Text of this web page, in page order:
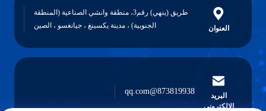
العنوان
طريق (ينهي) رقم3، منطقة وانشي الصناعية (المنطقة
الجنوبية) ، مدينة يكسينغ ، جيانغسو ، الصين
البريد
الإلكتروني
873819938@qq.com